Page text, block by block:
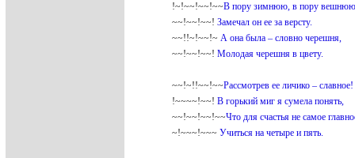
!~!~~!~~!~~В пору зимнюю, в пору вешнюю
~~!~~!~~! Замечал он ее за версту.
~~!!~!~~!~ А она была – словно черешня,
~~!~~!~~! Молодая черешня в цвету.
~~!~!!~~!~~Рассмотрев ее личико –
!~~~~!~~! В горький миг я сумела понять,
~~!~~!~~!~~Что для счастья не самое
~!~~~!~~~ Учиться на четыре и пять.